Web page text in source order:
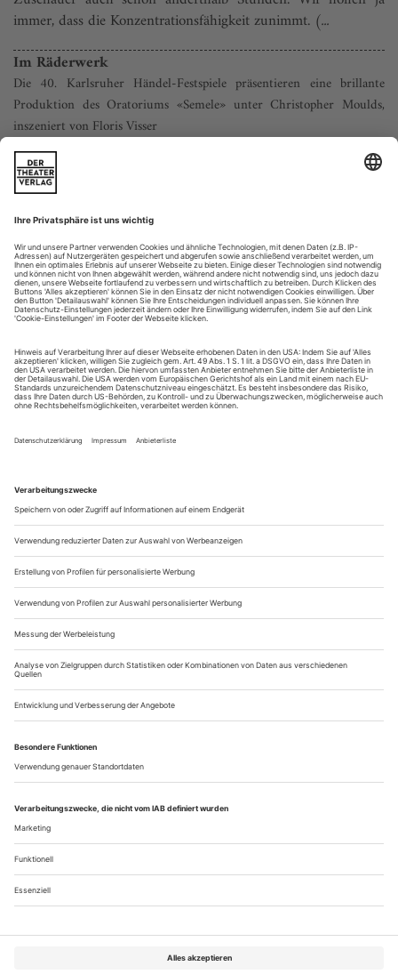
immer, dass die Konzentrationsfähigkeit zunimmt. (...
Im Räderwerk
Die 40. Karlsruher Händel-Festspiele präsentieren eine brillante
Produktion des Oratoriums «Semele» unter Christopher Moulds,
inszeniert von Floris Visser
Göttervater Jupiter hat eine Affäre mit Semele. Als seine Gattin
Juno dahinterkommt, setzt sie alles daran, die eitel-
recht ist. Der junge niederländische Regisseur Floris Visser,
der vor Jahresfrist in Osnabrück mit Benjamin Brittens
«Owen Wingrave» (siehe OW 3/2016) auf sich aufmerksam
machte, geht der Story...
Impressum
58. Jahrgang, Nr 4
Opernwelt wird herausgegeben von
Der Theaterverlag – Friedrich Berlin
ISSN 0030-3690
Redaktion Opernwelt
Nestorstraße 8-9, 10709 Berlin
Tel.: +49(0)30/25 44 95 55
Fax: +49(0)30/25 44 95 12
redaktion@opernwelt.de
www.der-theaterverlag.de/opernwelt
Redaktion
Jürgen Otten, Albrecht Thiemann (V. i. S. d. P.)
Redaktionsbüro
Andrea Kaiser...
Über uns Kontakt Kritikerumfrage Newsletter